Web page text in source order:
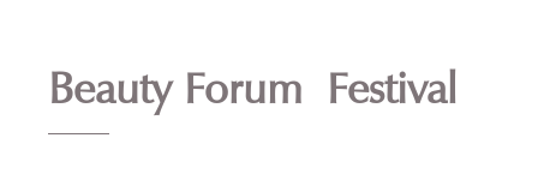
Beauty Forum Festival